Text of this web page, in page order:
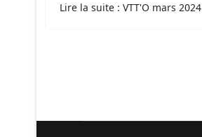
Lire la suite : VTT'O mars 2024